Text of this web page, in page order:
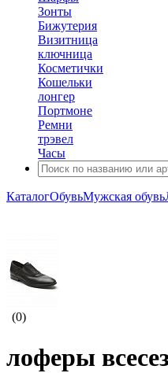
Зонты
Бижутерия
Визитница
ключница
Косметички
Кошельки
лонгер
Портмоне
Ремни
трэвел
Часы
КаталогОбувьМужская обувь
(0)
лоферы